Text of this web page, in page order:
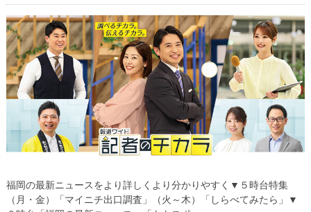
福岡の最新ニュースをより詳しくより分かりやすく▼５時台特集
（月・金）「マイニチ出口調査」（火～木）「しらべてみたら」▼